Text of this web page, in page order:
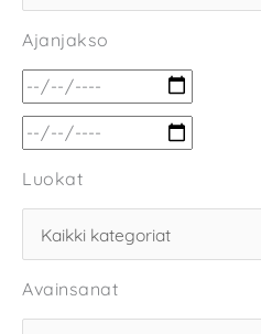
Ajanjakso
Luokat
Avainsanat